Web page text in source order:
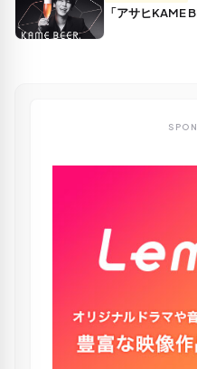
「アサヒKAME